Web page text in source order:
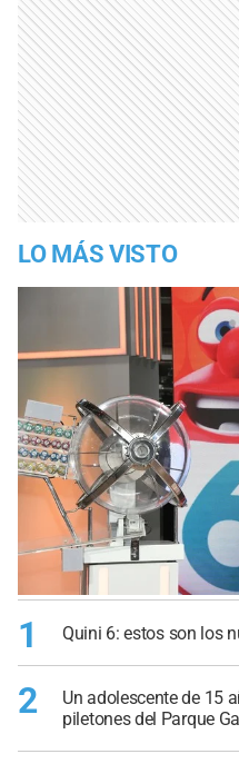
LO MÁS VISTO
1 Quini 6: estos son los
2
Un adolescente de 15
piletones del Parque